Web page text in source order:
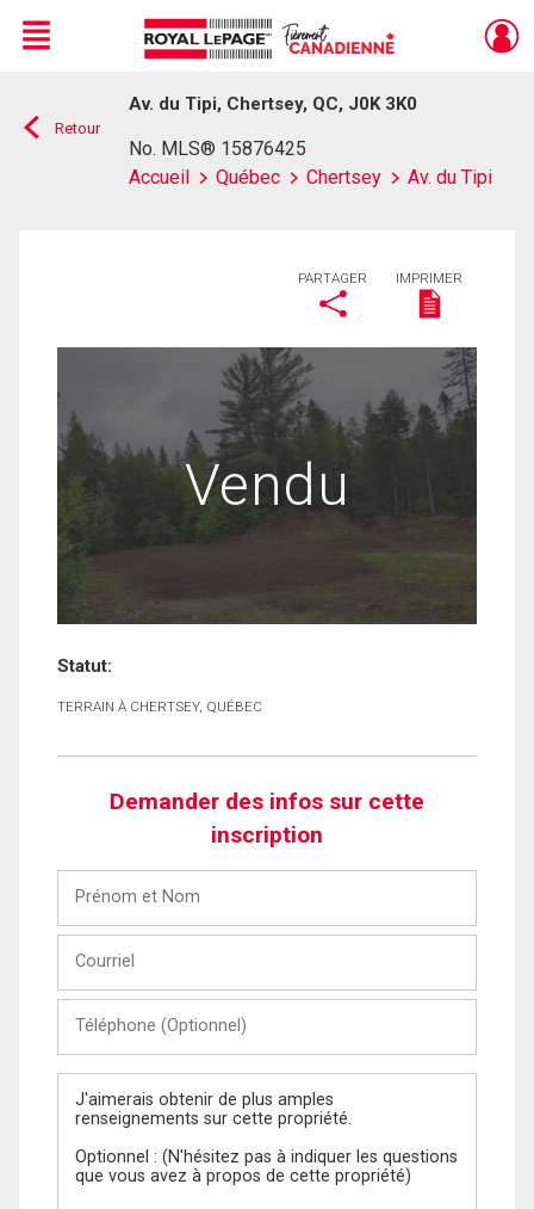
Menu
Retour
Av. du Tipi, Chertsey, QC, J0K 3K0
No. MLS® 15876425
Accueil
Québec Chertsey Av. du Tipi
PARTAGER IMPRIMER
Vendu
Statut:
TERRAIN À CHERTSEY, QUÉBEC
Demander des infos sur cette
inscription
Nom
(Optionnel)
Message